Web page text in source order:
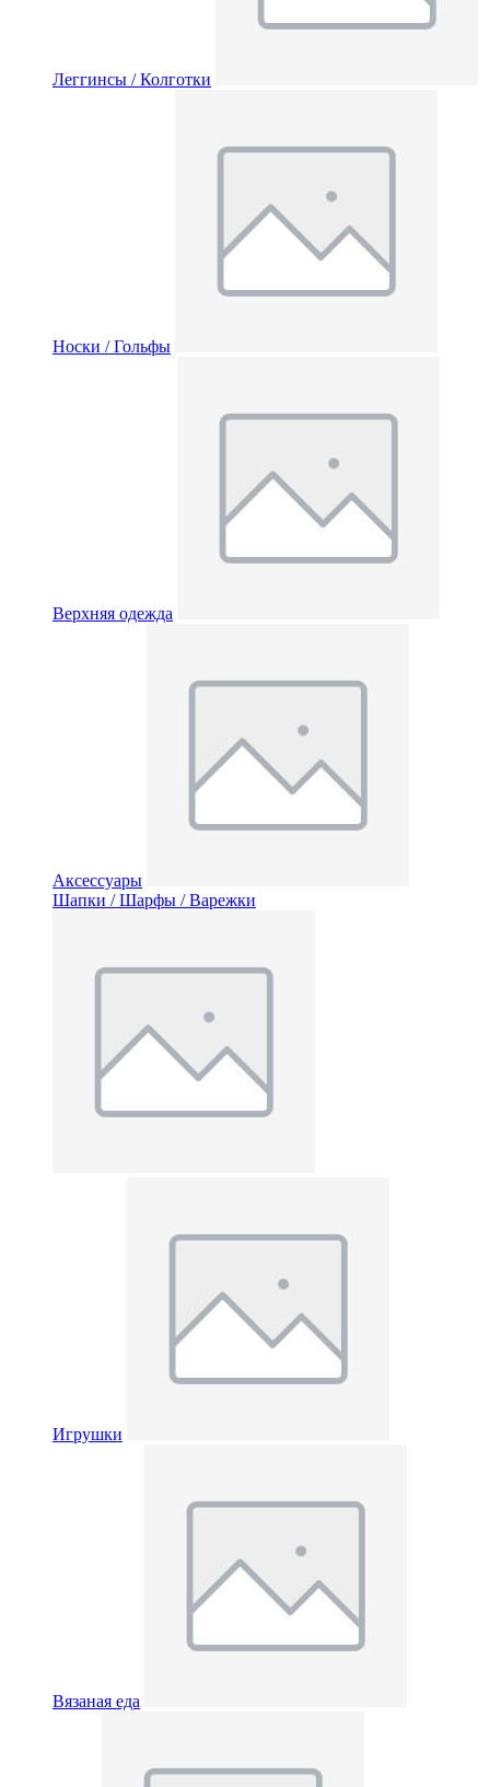
Леггинсы / Колготки
Носки / Гольфы
Верхняя одежда
Аксессуары
Шапки / Шарфы / Варежки
Игрушки
Вязаная еда